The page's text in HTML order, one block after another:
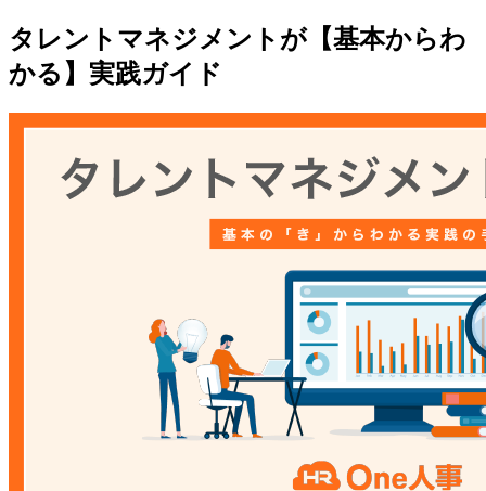
タレントマネジメントが【基本からわ
かる】実践ガイド